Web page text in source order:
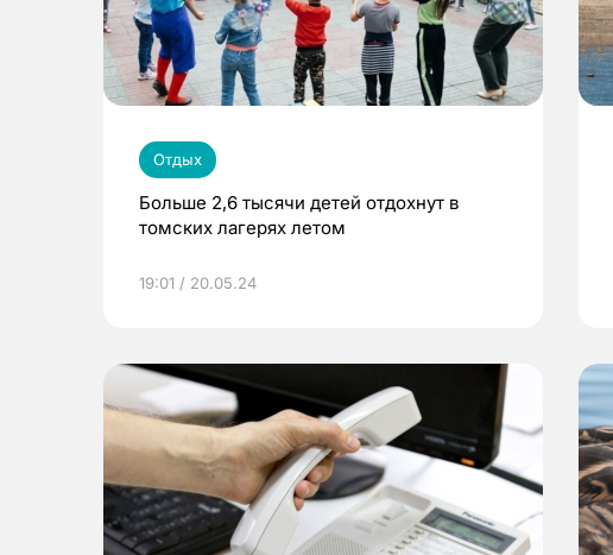
Отдых
Больше 2,6 тысячи детей отдохнут в
томских лагерях летом
19:01 / 20.05.24